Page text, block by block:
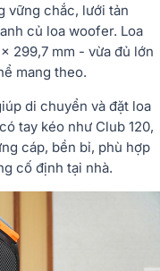
vững chắc, lưới tản
củ loa woofer. Loa
299,7 mm - vừa đủ lớn
mang theo.
di chuyển và đặt loa
tay kéo như Club 120,
cáp, bền bỉ, phù hợp
cố định tại nhà.